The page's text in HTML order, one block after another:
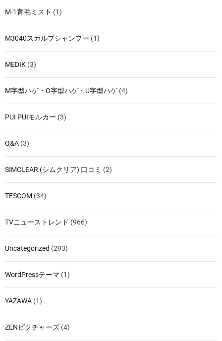
M-1育毛ミスト (1)
M3040スカルプシャンプー (1)
MEDIK (3)
M字型ハゲ・O字型ハゲ・U字型ハゲ(4)
PUI PUIモルカー (3)
Q&A (3)
SIMCLEAR (シムクリア) 口コミ (2)
TESCOM (34)
TVニューストレンド (966)
Uncategorized (293)
WordPressテーマ (1)
YAZAWA (1)
ZENピクチャーズ (4)